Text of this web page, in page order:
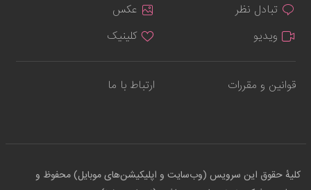
تبادل نظر
عکس
ویدیو
کلینیک
قوانین و مقررات ارتباط با ما
کلیهٔ حقوق این سرویس (وب‌سایت و اپلیکیشن‌های موبایل) محفوظ و